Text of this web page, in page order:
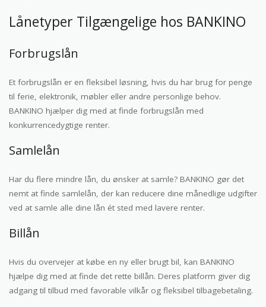
Lånetyper Tilgængelige hos BANKINO
Forbrugslån
Et forbrugslån er en fleksibel løsning, hvis du har brug for penge
til ferie, elektronik, møbler eller andre personlige behov.
BANKINO hjælper dig med at finde forbrugslån med
konkurrencedygtige renter.
Samlelån
Har du flere mindre lån, du ønsker at samle? BANKINO gør det
nemt at finde samlelån, der kan reducere dine månedlige udgifter
ved at samle alle dine lån ét sted med lavere renter.
Billån
Hvis du overvejer at købe en ny eller brugt bil, kan BANKINO
hjælpe dig med at finde det rette billån. Deres platform giver dig
adgang til tilbud med favorable vilkår og fleksibel tilbagebetaling.